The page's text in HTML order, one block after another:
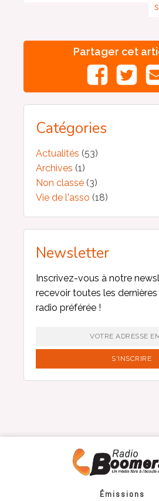
Partager cet
Catégories
Actualités (53)
Archives (1)
Non classé (3)
Vie de l'asso (18)
Newsletter
Inscrivez-vous à notre
recevoir toutes les
radio préférée !
Émissions